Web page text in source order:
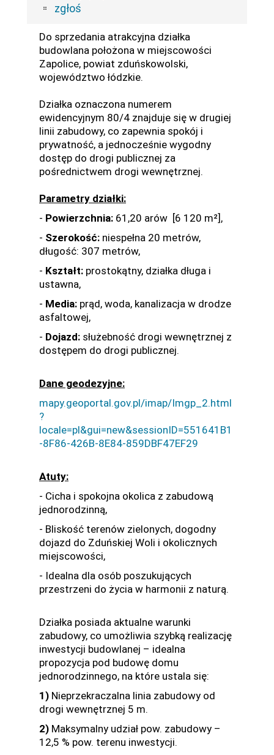
zgłoś
Do sprzedania atrakcyjna działka
budowlana położona w miejscowości
Zapolice, powiat zduńskowolski,
województwo łódzkie.
Działka oznaczona numerem
ewidencyjnym 80/4 znajduje się w drugiej
linii zabudowy, co zapewnia spokój i
prywatność, a jednocześnie wygodny
dostęp do drogi publicznej za
pośrednictwem drogi wewnętrznej.
Parametry działki:
- Powierzchnia: 61,20 arów [6 120 m²],
- Szerokość: niespełna 20 metrów,
długość: 307 metrów,
- Kształt: prostokątny, działka długa i
ustawna,
- Media: prąd, woda, kanalizacja w drodze
asfaltowej,
- Dojazd: służebność drogi wewnętrznej z
dostępem do drogi publicznej.
Dane geodezyjne:
mapy.geoportal.gov.pl/imap/Imgp_2.html
?
locale=pl&gui=new&sessionID=551641B1
-8F86-426B-8E84-859DBF47EF29
Atuty:
- Cicha i spokojna okolica z zabudową
jednorodzinną,
- Bliskość terenów zielonych, dogodny
dojazd do Zduńskiej Woli i okolicznych
miejscowości,
- Idealna dla osób poszukujących
przestrzeni do życia w harmonii z naturą.
Działka posiada aktualne warunki
zabudowy, co umożliwia szybką realizację
inwestycji budowlanej – idealna
propozycja pod budowę domu
jednorodzinnego, na które ustala się:
1) Nieprzekraczalna linia zabudowy od
drogi wewnętrznej 5 m.
2) Maksymalny udział pow. zabudowy –
12,5 % pow. terenu inwestycji.